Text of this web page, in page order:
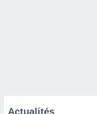
Actualités